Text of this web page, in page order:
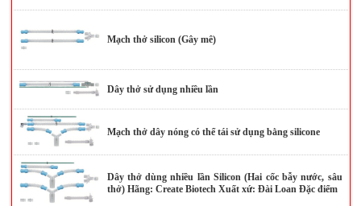
Mạch thở silicon (Gây mê)
Dây thở sử dụng nhiều lần
Mạch thở dây nóng có thể tái sử dụng bằng silicone
Dây thở dùng nhiều lần Silicon (Hai cốc bẫy nước, sâu
thở) Hãng: Create Biotech Xuất xứ: Đài Loan Đặc điểm